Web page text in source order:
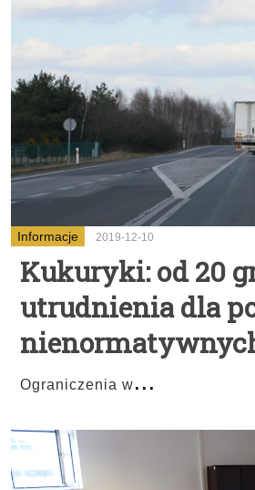
Informacje 2019-12-10
Kukuryki: od 20
utrudnienia dla
Ograniczenia w...